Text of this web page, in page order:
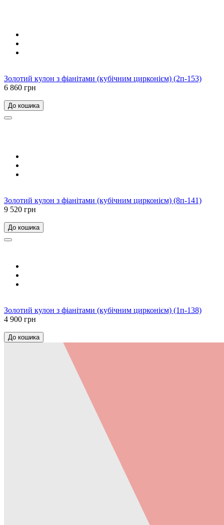
Золотий кулон з фіанітами (кубічним цирконієм) (2п-153)
6 860 грн
До кошика
Золотий кулон з фіанітами (кубічним цирконієм) (8п-141)
9 520 грн
До кошика
Золотий кулон з фіанітами (кубічним цирконієм) (1п-138)
4 900 грн
До кошика